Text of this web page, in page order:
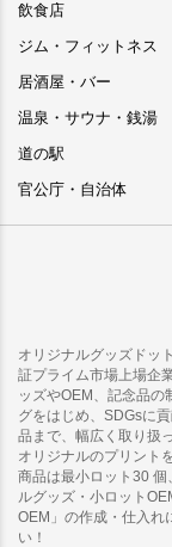
飲食店
ジム・フィットネス
居酒屋・バー
温泉・サウナ・銭湯
道の駅
官公庁・自治体
オリジナルグッズドッ
証プライム市場上場企
ッズやOEM、記念品の
グをはじめ、SDGsに
品まで、幅広く取り扱
オリジナルのプリント
商品は最小ロット30
ルグッズ・小ロット
OEM」の作成・仕入れ
い！